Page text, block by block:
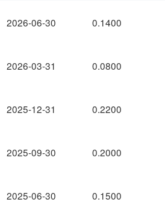
2026-06-30
2026-03-31
2025-12-31
2025-09-30
2025-06-30
0.1400
0.0800
0.2200
0.2000
0.1500